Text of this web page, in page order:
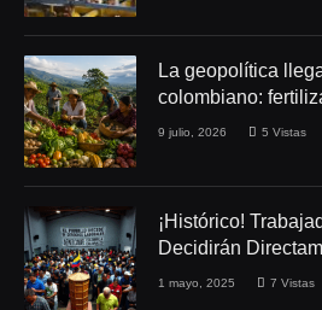
La geopolítica
colombiano:
seguridad
9 julio, 2026 5 Vistas
¡Histórico!
Decidirán
Derechos Laborales
1 mayo, 2025 7 Vistas